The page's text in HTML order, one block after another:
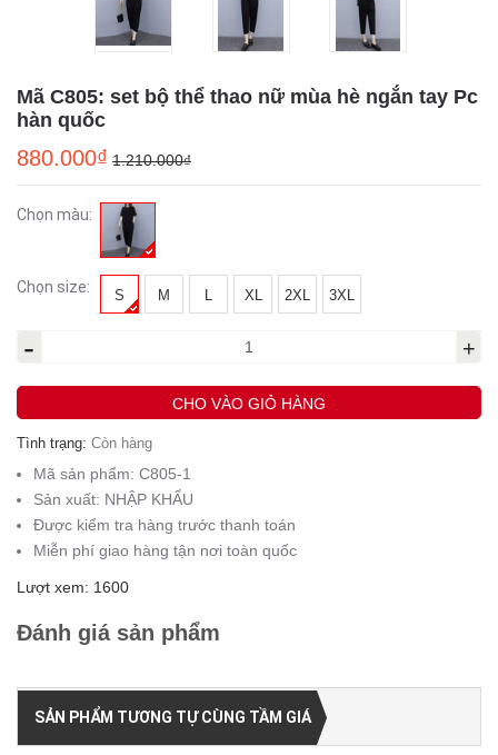
Mã C805: set bộ thể thao nữ mùa hè ngắn tay Pc
hàn quốc
880.000₫ 1.210.000₫
Chọn màu:
Chọn size: S M L XL 2XL 3XL
- +
CHO VÀO GIỎ HÀNG
Tình trạng: Còn hàng
Mã sản phẩm: C805-1
Sản xuất: NHẬP KHẨU
Được kiểm tra hàng trước thanh toán
Miễn phí giao hàng tận nơi toàn quốc
Lượt xem: 1600
Đánh giá sản phẩm
SẢN PHẨM TƯƠNG TỰ CÙNG TẦM GIÁ